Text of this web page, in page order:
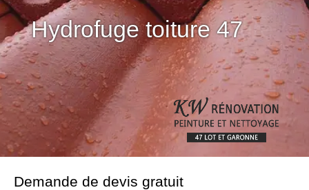
Démoussage de toiture
47
Hydrofuge toiture 47
Demande de devis gratuit